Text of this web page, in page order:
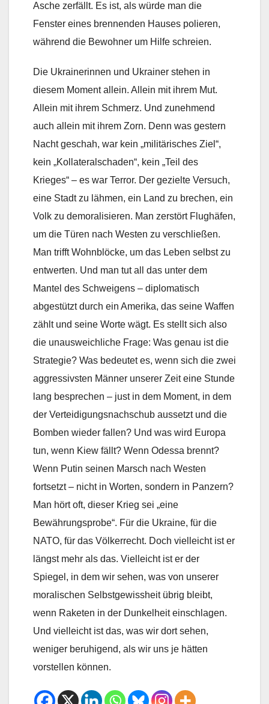
Asche zerfällt. Es ist, als würde man die
Fenster eines brennenden Hauses polieren,
während die Bewohner um Hilfe schreien.
Die Ukrainerinnen und Ukrainer stehen in
diesem Moment allein. Allein mit ihrem Mut.
Allein mit ihrem Schmerz. Und zunehmend
auch allein mit ihrem Zorn. Denn was gestern
Nacht geschah, war kein „militärisches Ziel“,
kein „Kollateralschaden“, kein „Teil des
Krieges“ – es war Terror. Der gezielte Versuch,
eine Stadt zu lähmen, ein Land zu brechen, ein
Volk zu demoralisieren. Man zerstört Flughäfen,
um die Türen nach Westen zu verschließen.
Man trifft Wohnblöcke, um das Leben selbst zu
entwerten. Und man tut all das unter dem
Mantel des Schweigens – diplomatisch
abgestützt durch ein Amerika, das seine Waffen
zählt und seine Worte wägt. Es stellt sich also
die unausweichliche Frage: Was genau ist die
Strategie? Was bedeutet es, wenn sich die zwei
aggressivsten Männer unserer Zeit eine Stunde
lang besprechen – just in dem Moment, in dem
der Verteidigungsnachschub aussetzt und die
Bomben wieder fallen? Und was wird Europa
tun, wenn Kiew fällt? Wenn Odessa brennt?
Wenn Putin seinen Marsch nach Westen
fortsetzt – nicht in Worten, sondern in Panzern?
Man hört oft, dieser Krieg sei „eine
Bewährungsprobe“. Für die Ukraine, für die
NATO, für das Völkerrecht. Doch vielleicht ist er
längst mehr als das. Vielleicht ist er der
Spiegel, in dem wir sehen, was von unserer
moralischen Selbstgewissheit übrig bleibt,
wenn Raketen in der Dunkelheit einschlagen.
Und vielleicht ist das, was wir dort sehen,
weniger beruhigend, als wir uns je hätten
vorstellen können.